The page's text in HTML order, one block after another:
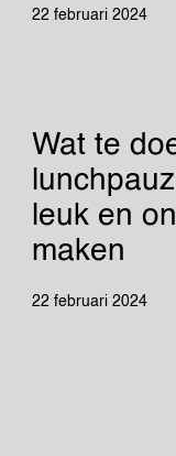
22 februari 2024
Wat te
leuk en
maken
22 februari 2024